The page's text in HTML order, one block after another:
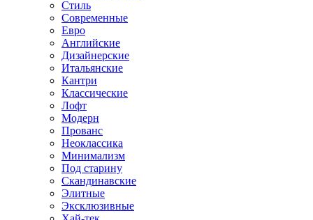
Стиль
Современные
Евро
Английские
Дизайнерские
Итальянские
Кантри
Классические
Лофт
Модерн
Прованс
Неоклассика
Минимализм
Под старину
Скандинавские
Элитные
Эксклюзивные